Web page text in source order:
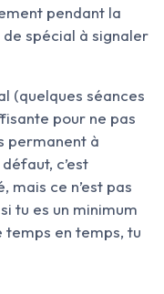
pendant la
spécial à signaler
(quelques séances
pour ne pas
permanent à
c’est
mais ce n’est pas
tu es un minimum
temps en temps, tu